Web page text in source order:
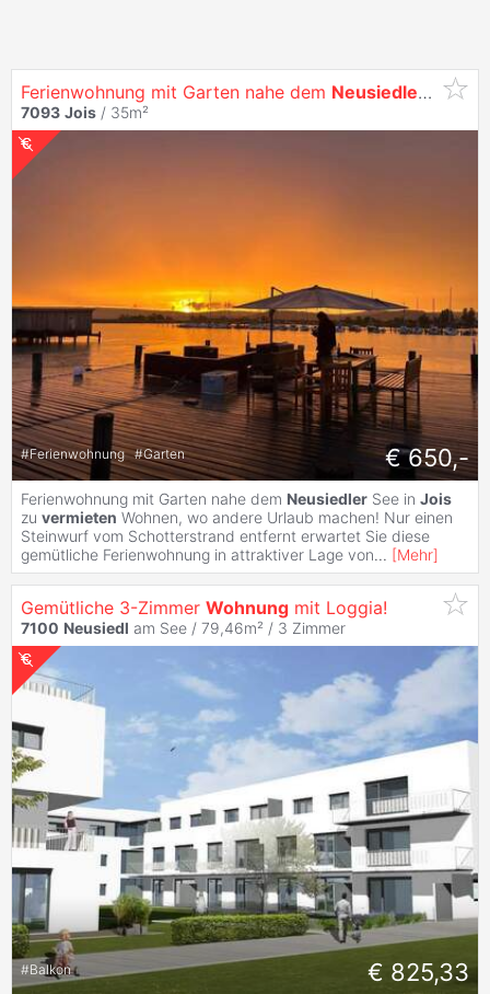
Ferienwohnung mit Garten nahe dem Neusiedler See in
7093 Jois / 35m²
#Ferienwohnung #Garten € 650,-
Ferienwohnung mit Garten nahe dem Neusiedler See in Jois
zu vermieten Wohnen, wo andere Urlaub machen! Nur einen
Steinwurf vom Schotterstrand entfernt erwartet Sie diese
gemütliche Ferienwohnung in attraktiver Lage von... [Mehr]
Gemütliche 3-Zimmer Wohnung mit Loggia!
7100 Neusiedl am See / 79,46m² / 3 Zimmer
#Balkon € 825,33